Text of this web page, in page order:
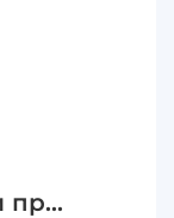
пр...